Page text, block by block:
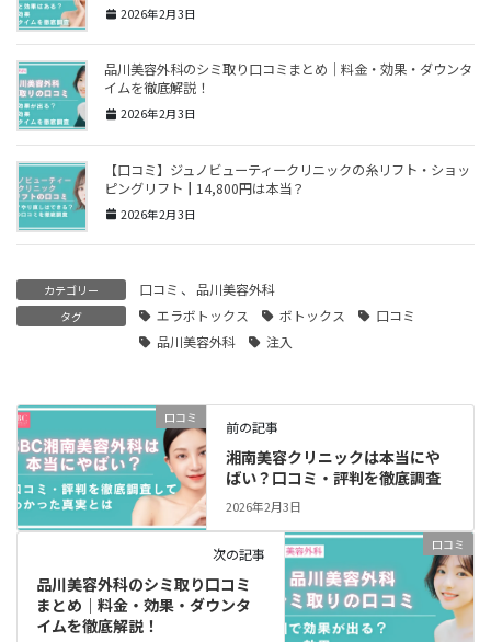
2026年2月3日
品川美容外科のシミ取り口コミまとめ｜料金・効果・ダウンタ
イムを徹底解説！
2026年2月3日
【口コミ】ジュノビューティークリニックの糸リフト・ショッ
ピングリフト┃14,800円は本当？
2026年2月3日
カテゴリー 口コミ 、 品川美容外科
タグ エラボトックス ボトックス
口コミ
品川美容外科
注入
口コミ
前の記事
湘南美容クリニックは本当にや
ばい？口コミ・評判を徹底調査
2026年2月3日
口コミ
次の記事
品川美容外科のシミ取り口コミ
まとめ｜料金・効果・ダウンタ
イムを徹底解説！